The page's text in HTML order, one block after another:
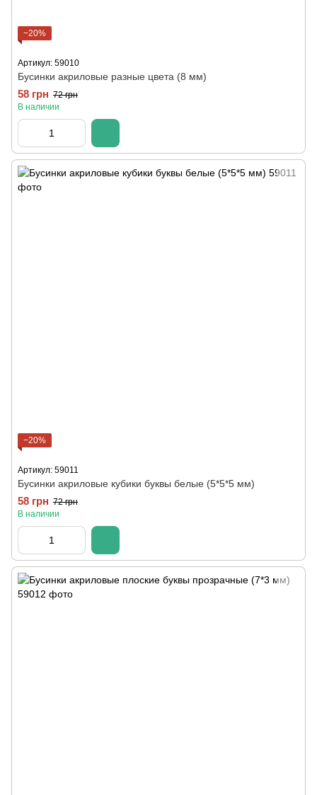
−20%
Артикул: 59010
Бусинки акриловые разные цвета (8 мм)
58 грн 72 грн
В наличии
−20%
Артикул: 59011
Бусинки акриловые кубики буквы белые (5*5*5 мм)
58 грн 72 грн
В наличии